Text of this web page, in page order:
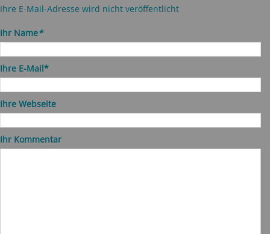
Ihre E-Mail-Adresse wird nicht veröffentlicht
Ihr Name*
Ihre E-Mail*
Ihre Webseite
Ihr Kommentar